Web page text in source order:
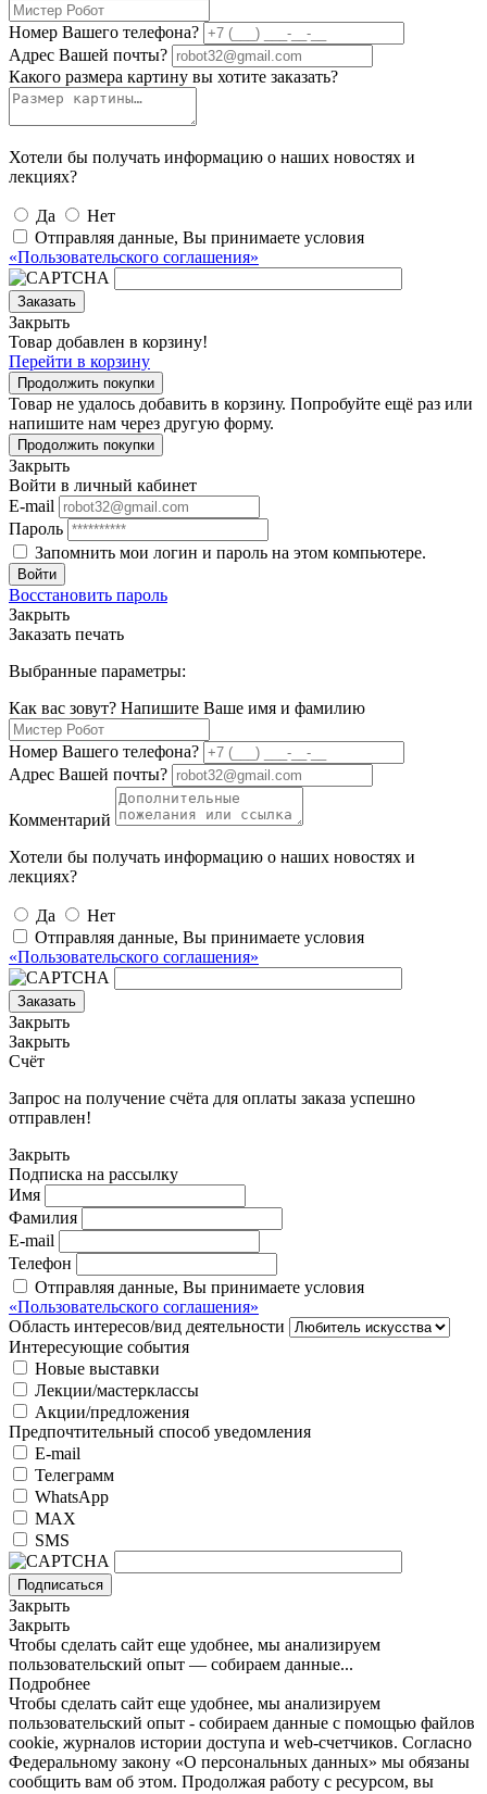
Номер Вашего телефона?
Адрес Вашей почты?
Какого размера картину вы хотите заказать?
Хотели бы получать информацию о наших новостях и
лекциях?
Да
Нет
Отправляя данные, Вы принимаете условия
«Пользовательского соглашения»
Заказать
Закрыть
Товар добавлен в корзину!
Перейти в корзину
Продолжить покупки
Товар не удалось добавить в корзину. Попробуйте ещё раз или
напишите нам через другую форму.
Продолжить покупки
Закрыть
Войти в личный кабинет
E-mail
Пароль
Запомнить мои логин и пароль на этом компьютере.
Войти
Восстановить пароль
Закрыть
Заказать печать
Выбранные параметры:
Как вас зовут? Напишите Ваше имя и фамилию
Номер Вашего телефона?
Адрес Вашей почты?
Комментарий
Хотели бы получать информацию о наших новостях и
лекциях?
Да
Нет
Отправляя данные, Вы принимаете условия
«Пользовательского соглашения»
Заказать
Закрыть
Закрыть
Счёт
Запрос на получение счёта для оплаты заказа успешно
отправлен!
Закрыть
Подписка на рассылку
Имя
Фамилия
E-mail
Телефон
Отправляя данные, Вы принимаете условия
«Пользовательского соглашения»
Область интересов/вид деятельности
Интересующие события
Новые выставки
Лекции/мастерклассы
Акции/предложения
Предпочтительный способ уведомления
E-mail
Телеграмм
WhatsApp
MAX
SMS
Подписаться
Закрыть
Закрыть
Чтобы сделать сайт еще удобнее, мы анализируем
пользовательский опыт — собираем данные...
Подробнее
Чтобы сделать сайт еще удобнее, мы анализируем
пользовательский опыт - собираем данные с помощью файлов
cookie, журналов истории доступа и web-счетчиков. Согласно
Федеральному закону «О персональных данных» мы обязаны
сообщить вам об этом. Продолжая работу с ресурсом, вы